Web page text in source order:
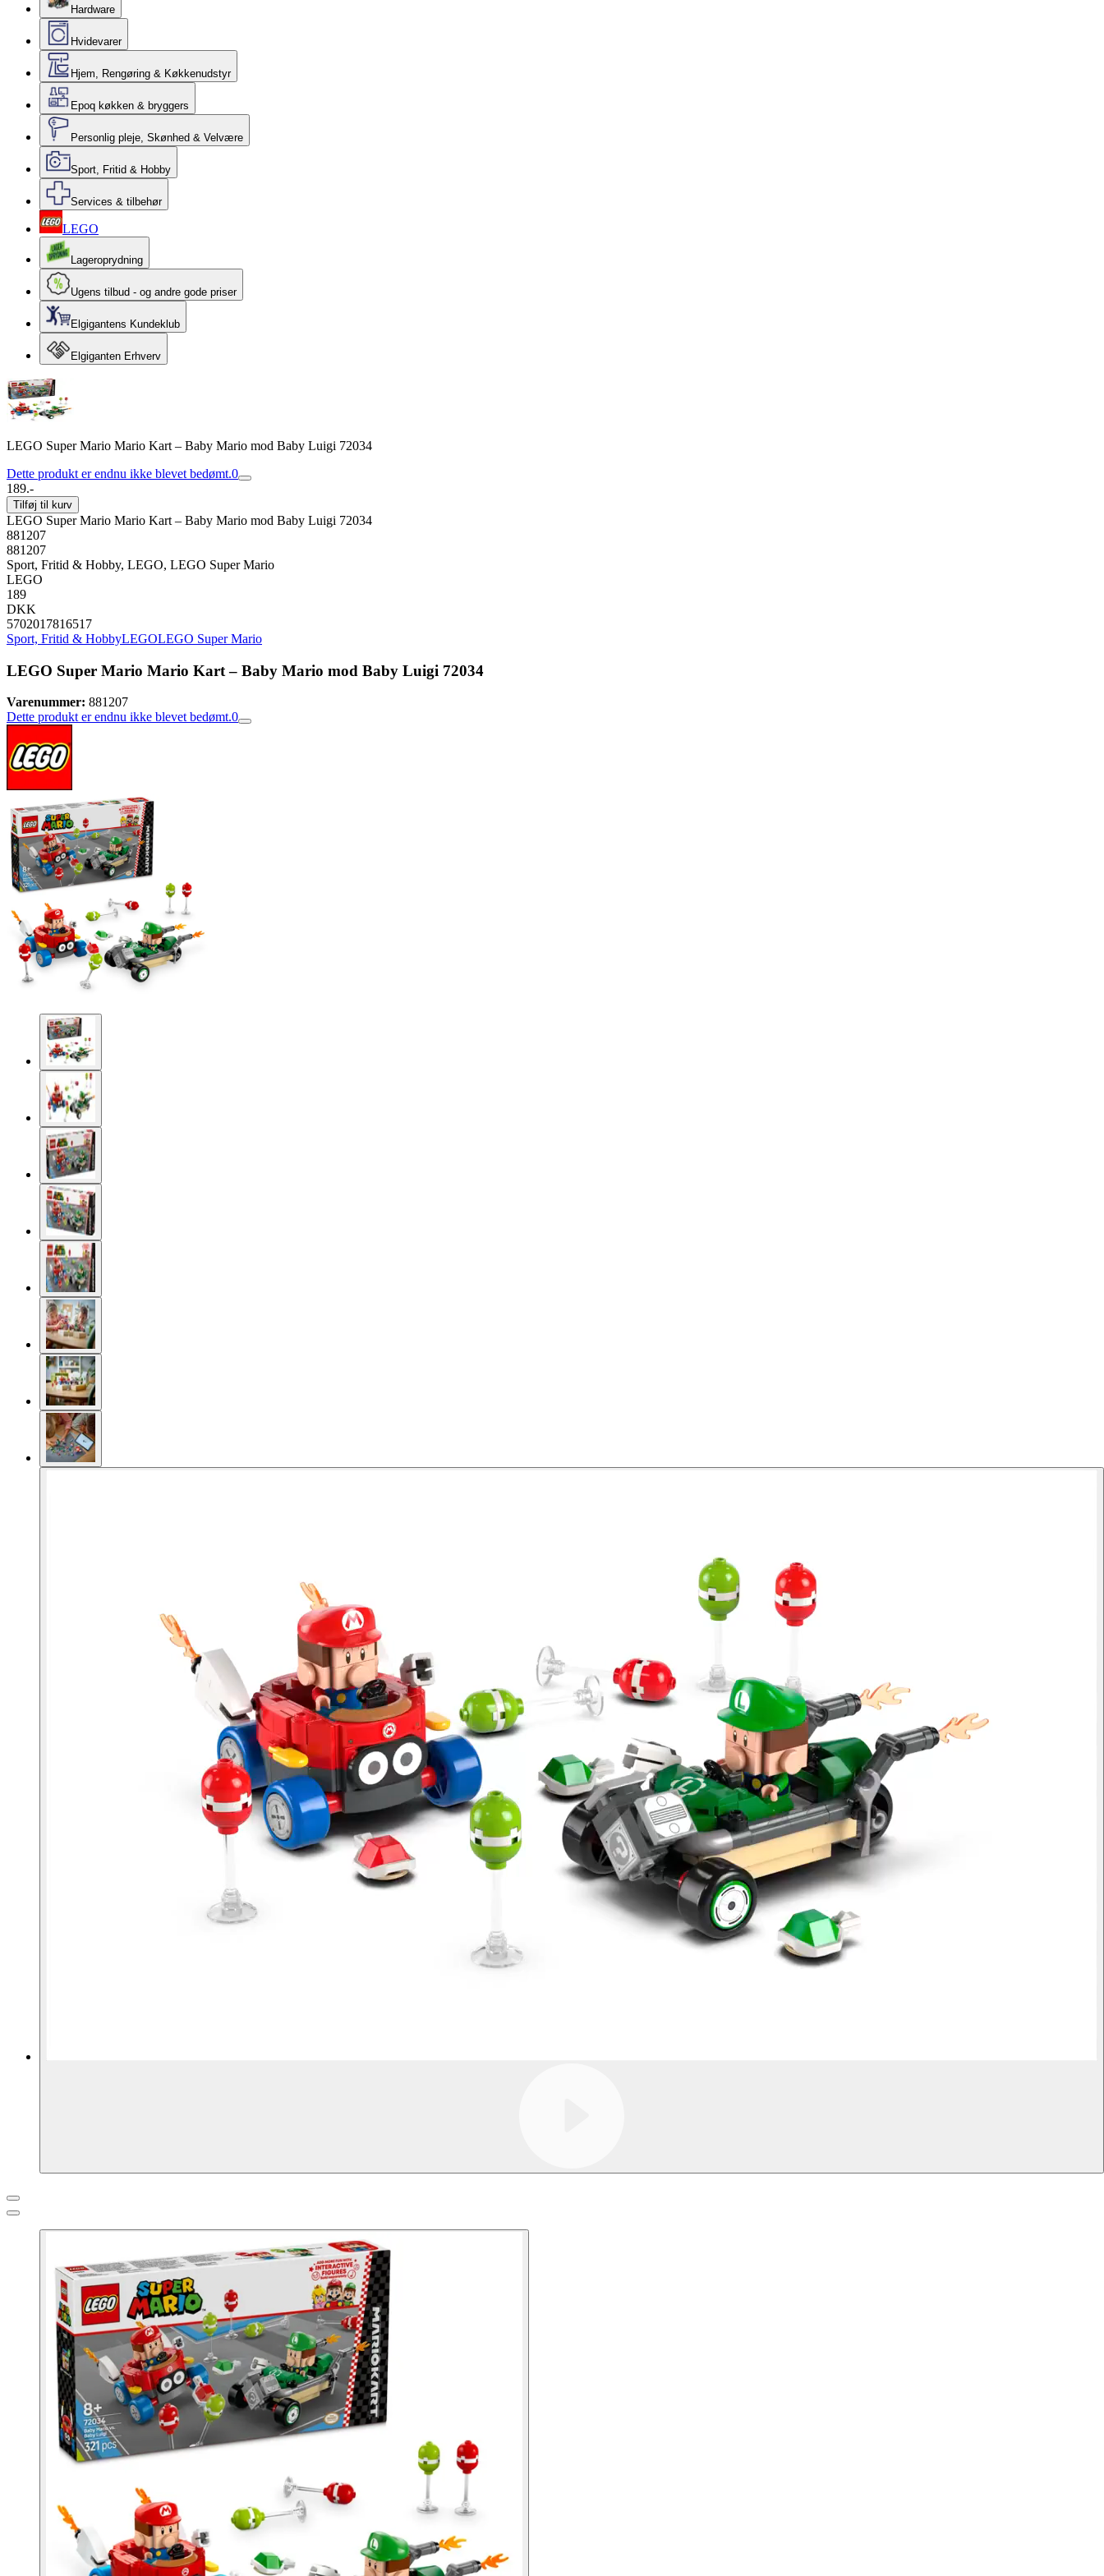
Hardware
Hvidevarer
Hjem, Rengøring & Køkkenudstyr
Epoq køkken & bryggers
Personlig pleje, Skønhed & Velvære
Sport, Fritid & Hobby
Services & tilbehør
LEGO
Lageroprydning
Ugens tilbud - og andre gode priser
Elgigantens Kundeklub
Elgiganten Erhverv
LEGO Super Mario Mario Kart – Baby Mario mod Baby Luigi 72034
Dette produkt er endnu ikke blevet bedømt.0
189.-
Tilføj til kurv
LEGO Super Mario Mario Kart – Baby Mario mod Baby Luigi 72034
881207
881207
Sport, Fritid & Hobby, LEGO, LEGO Super Mario
LEGO
189
DKK
5702017816517
Sport, Fritid & HobbyLEGOLEGO Super Mario
LEGO Super Mario Mario Kart – Baby Mario mod Baby Luigi 72034
Varenummer: 881207
Dette produkt er endnu ikke blevet bedømt.0